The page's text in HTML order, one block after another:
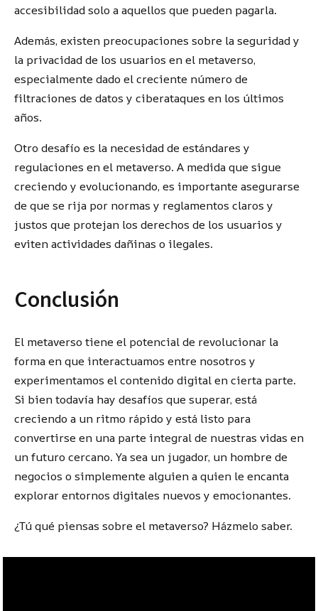
accesibilidad solo a aquellos que pueden pagarla.
Además, existen preocupaciones sobre la seguridad y
la privacidad de los usuarios en el metaverso,
especialmente dado el creciente número de
filtraciones de datos y ciberataques en los últimos
años.
Otro desafío es la necesidad de estándares y
regulaciones en el metaverso. A medida que sigue
creciendo y evolucionando, es importante asegurarse
de que se rija por normas y reglamentos claros y
justos que protejan los derechos de los usuarios y
eviten actividades dañinas o ilegales.
Conclusión
El metaverso tiene el potencial de revolucionar la
forma en que interactuamos entre nosotros y
experimentamos el contenido digital en cierta parte.
Si bien todavía hay desafíos que superar, está
creciendo a un ritmo rápido y está listo para
convertirse en una parte integral de nuestras vidas en
un futuro cercano. Ya sea un jugador, un hombre de
negocios o simplemente alguien a quien le encanta
explorar entornos digitales nuevos y emocionantes.
¿Tú qué piensas sobre el metaverso? Házmelo saber.